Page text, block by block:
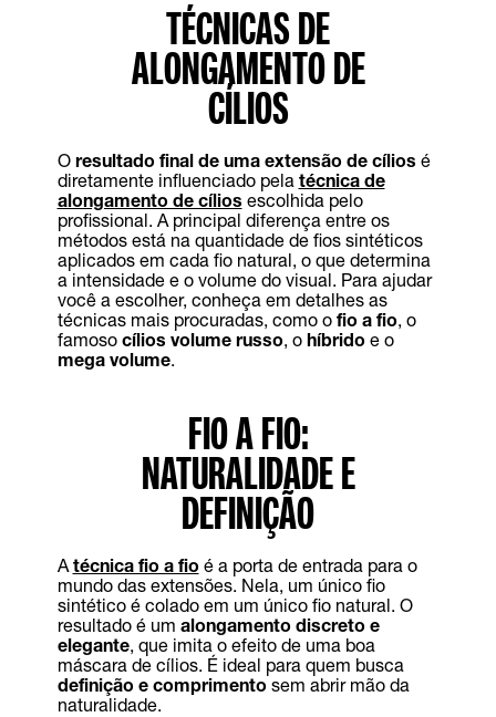
TÉCNICAS DE
ALONGAMENTO DE
CÍLIOS
O resultado final de uma extensão de cílios é
diretamente influenciado pela técnica de
alongamento de cílios escolhida pelo
profissional. A principal diferença entre os
métodos está na quantidade de fios sintéticos
aplicados em cada fio natural, o que determina
a intensidade e o volume do visual. Para ajudar
você a escolher, conheça em detalhes as
técnicas mais procuradas, como o fio a fio, o
famoso cílios volume russo, o híbridoe o
mega volume.
FIO A FIO:
NATURALIDADE E
DEFINIÇÃO
A técnica fio a fioé a porta de entrada para o
mundo das extensões. Nela, um único fio
sintético é colado em um único fio natural. O
resultado é um alongamento discreto e
elegante, que imita o efeito de uma boa
máscara de cílios. É ideal para quem busca
definição e comprimentosem abrir mão da
naturalidade.